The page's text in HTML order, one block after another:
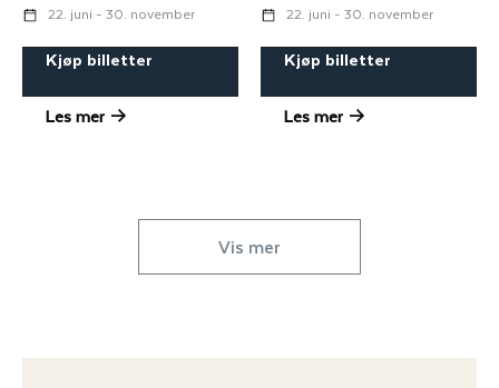
22. juni - 30. november
Kjøp billetter
Les mer
22. juni - 30. november
Kjøp billetter
Les mer
Vis mer